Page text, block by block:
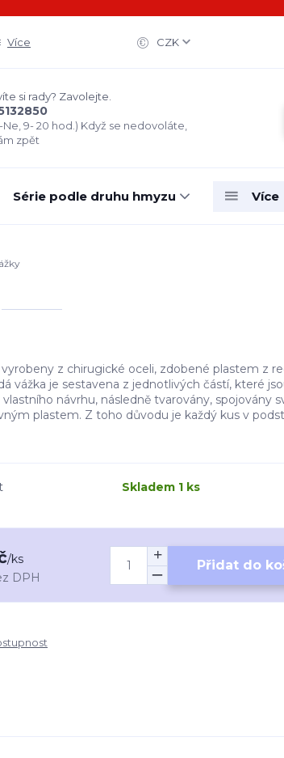
Více CZK
si rady? Zavolejte.
Ne, 9- 20 hod.) Když se nedovoláte,
zpět
Série podle druhu hmyzu Více
vyrobeny z chirugické oceli, zdobené plastem z
vážka je sestavena z jednotlivých částí, které
návrhu, následně tvarovány, spojovány
plastem. Z toho důvodu je každý kus v
Skladem 1 ks
/ks
DPH
Přidat do